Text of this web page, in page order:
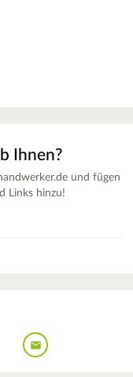
Ihnen?
und fügen
Links hinzu!